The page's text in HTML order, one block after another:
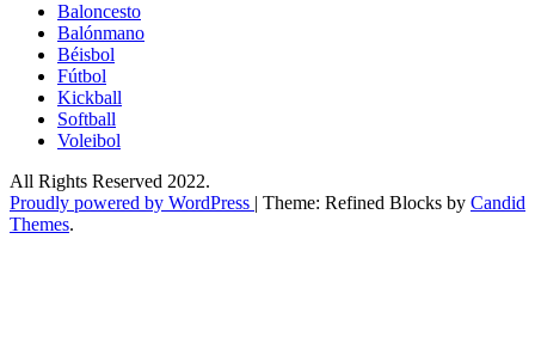
Baloncesto
Balónmano
Béisbol
Fútbol
Kickball​
Softball​
Voleibol​
All Rights Reserved 2022.
Proudly powered by WordPress
Theme: Refined Blocks by Candid
Themes.